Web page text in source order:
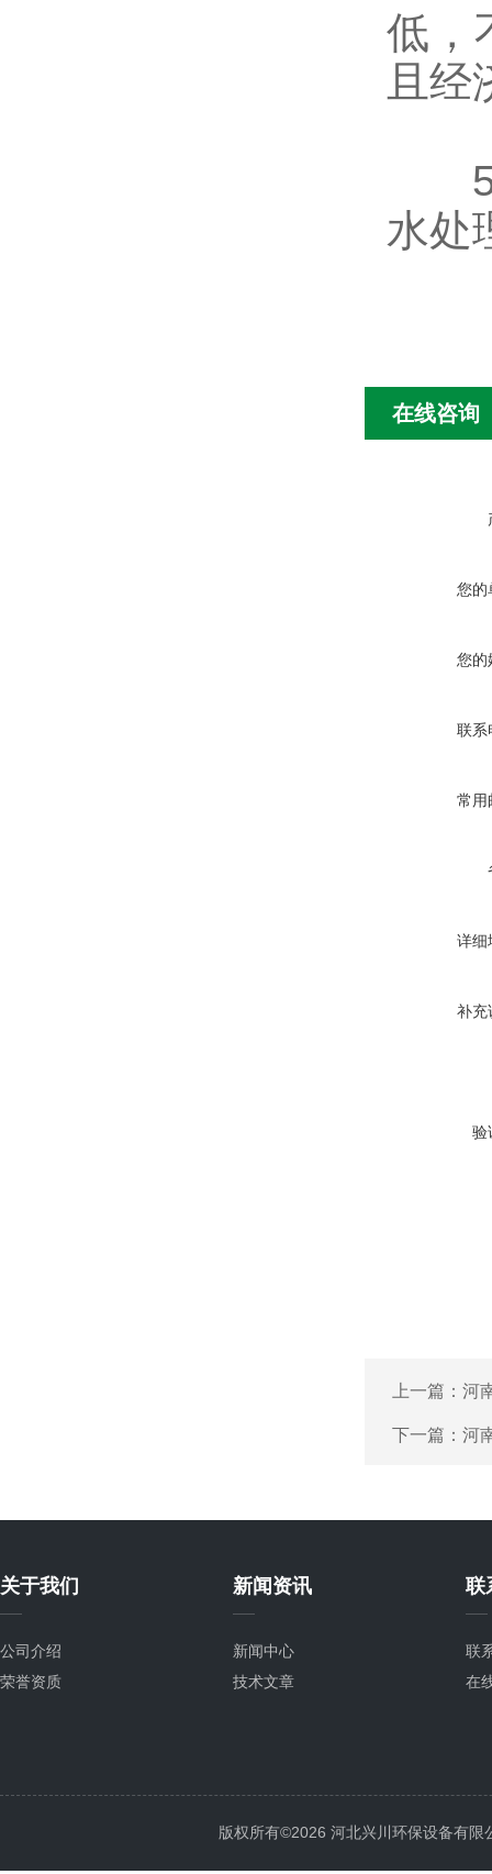
低，
且
水处
在线咨询
您的
您的
联系
常用
详细
补充
验
上一篇： 河
下一篇： 河
关于我们
公司介绍
荣誉资质
新闻资讯
新闻中心
技术文章
联
联
在
版权所有©2026 河北兴川环保设备有